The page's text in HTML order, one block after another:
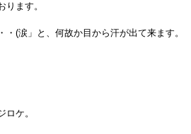
ます。
(涙」と、何故か目から汗が出て来ます。
ケ。